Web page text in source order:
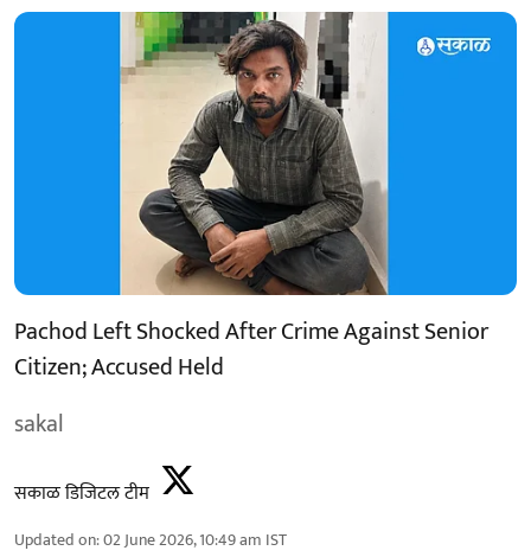
Pachod Left Shocked After Crime Against Senior
Citizen; Accused Held
sakal
सकाळ डिजिटल टीम
Updated on:02 June 2026, 10:49 am IST